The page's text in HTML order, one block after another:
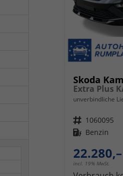
Skoda
unverbindliche
Fahrzeugnr. 1060095
Kraftstoff Benzin
incl. 19% MwSt.